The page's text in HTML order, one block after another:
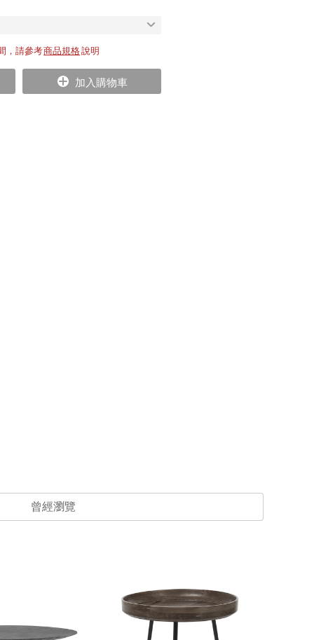
，請參考商品規格說明
加入購物車
曾經瀏覽